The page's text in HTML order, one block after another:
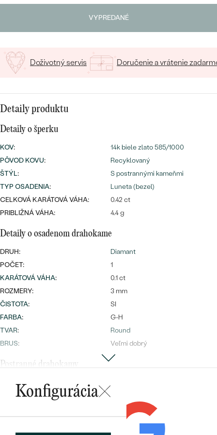
Najpredávanejšie
svadobné
obrúčky
PREZRIEŤ
PODĽA MATERIÁLU
ZLATO
STRIEBRO
Wave kolekcia
S DRAHOKAMAMI
S PERLAMI
PODĽA ŠTÝLU
PERSONALIZOVANÉ
MINIMALISTICKÉ
PODĽA PRÍLEŽITOSTI
PODĽA FARBY
PODĽA TVARU DRAHOKAMU
NA MIERU
DIAMANTY
Najpredávanejšie
náušnice
PREZRIEŤ
CENOVO DOSTUPNÉ
Personalizované
OBJAVIŤ
LUXUSNÉ
Najpredávanejšie
PREZRIEŤ
VYPREDANÉ
Doživotný servis Doručenie a vrátenie
Detaily produktu
Detaily o šperku
KOV:
14k biele zlato 585/1000
PÔVOD KOVU:
Recyklovaný
ŠTÝL:
S postrannými kameňmi
TYP OSADENIA:
Luneta (bezel)
CELKOVÁ KARÁTOVÁ VÁHA:
0.42 ct
PRIBLIŽNÁ VÁHA:
4.4 g
Detaily o osadenom drahokame
DRUH:
Diamant
POČET:
1
KARÁTOVÁ VÁHA:
0.1 ct
ROZMERY:
3 mm
ČISTOTA:
SI
FARBA:
G-H
TVAR:
Round
BRUS: Veľmi dobrý
Postranné drahokamy
DRUH:
POČET:Konfigurácia